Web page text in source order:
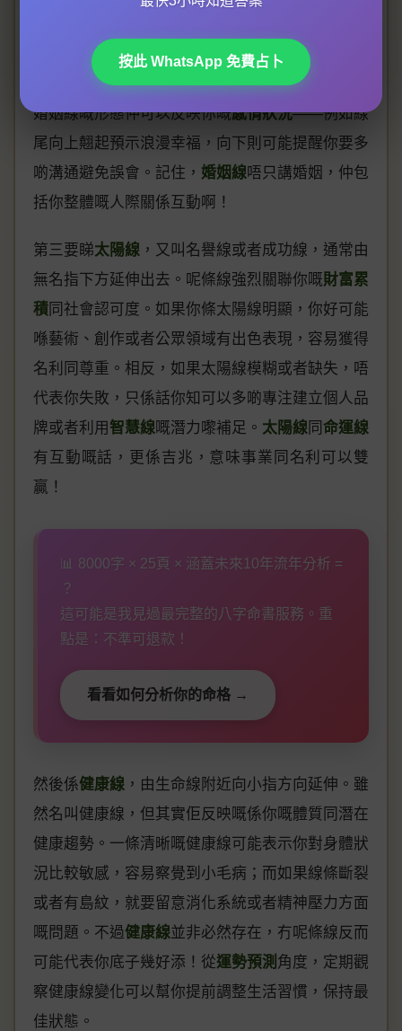
嘅伴侶關係，而兩條以上就可能表示你對感情有多
重選擇或者經歷較多戀愛階段。從掌紋分析
婚姻線嘅形態仲可以反映你嘅感情狀況——例如線
尾向上翹起預示浪漫幸福，向下則可能提醒你要多
啲溝通避免誤會。記住， 婚姻線唔只講婚姻，仲包
括你整體嘅人際關係互動啊！
第三要睇太陽線 ，又叫名譽線或者成功線，通常由
無名指下方延伸出去。呢條線強烈關聯你嘅財富累
積 同社會認可度。如果你條太陽線明顯，你好可能
喺藝術、創作或者公眾領域有出色表現，容易獲得
名利同尊重。相反，如果太陽線模糊或者缺失，唔
代表你失敗，只係話你知可以多啲專注建立個人品
牌或者利用 智慧線嘅潛力嚟補足。 太陽線 同 命運線
有互動嘅話，更係吉兆，意味事業同名利可以雙
贏！
📊 8000字 × 25頁 × 涵蓋未來10年流年分析 =
？
這可能是我見過最完整的八字命書服務。重
點是：不準可退款！
看看如何分析你的命格 →
然後係健康線 ，由生命線附近向小指方向延伸。雖
然名叫健康線，但其實佢反映嘅係你嘅體質同潛在
健康趨勢。一條清晰嘅健康線可能表示你對身體狀
況比較敏感，容易察覺到小毛病；而如果線條斷裂
或者有島紋，就要留意消化系統或者精神壓力方面
嘅問題。不過健康線並非必然存在，冇呢條線反而
可能代表你底子幾好添！從運勢預測 角度，定期觀
察健康線變化可以幫你提前調整生活習慣，保持最
佳狀態。
按此 WhatsApp 免費占卜